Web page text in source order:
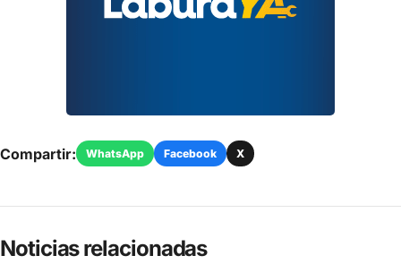
Compartir: WhatsApp Facebook X
Noticias relacionadas